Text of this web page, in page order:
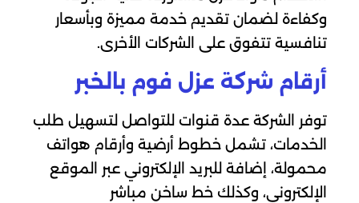
وكفاءة لضمان تقديم خدمة مميزة وبأسعار
تنافسية تتفوق على الشركات الأخرى.
أرقام شركة عزل فوم بالخبر
توفر الشركة عدة قنوات للتواصل لتسهيل طلب
الخدمات، تشمل خطوط أرضية وأرقام هواتف
محمولة، إضافة للبريد الإلكتروني عبر الموقع
الإلكتروني، وكذلك خط ساخن مباشر